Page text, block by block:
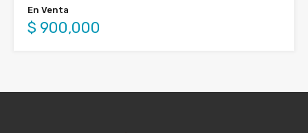
En Venta
$ 900,000